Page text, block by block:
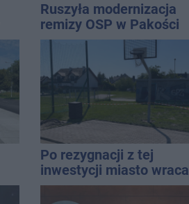
Ruszyła modernizacja
remizy OSP w Pakości
Po rezygnacji z tej
inwestycji miasto wraca
do tematu